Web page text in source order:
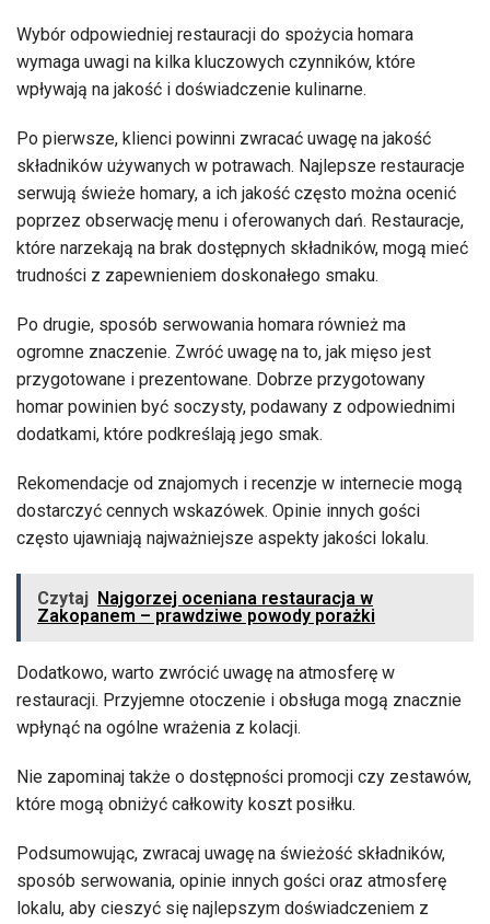
Wybór odpowiedniej restauracji do spożycia homara
wymaga uwagi na kilka kluczowych czynników, które
wpływają na jakość i doświadczenie kulinarne.
Po pierwsze, klienci powinni zwracać uwagę na jakość
składników używanych w potrawach. Najlepsze restauracje
serwują świeże homary, a ich jakość często można ocenić
poprzez obserwację menu i oferowanych dań. Restauracje,
które narzekają na brak dostępnych składników, mogą mieć
trudności z zapewnieniem doskonałego smaku.
Po drugie, sposób serwowania homara również ma
ogromne znaczenie. Zwróć uwagę na to, jak mięso jest
przygotowane i prezentowane. Dobrze przygotowany
homar powinien być soczysty, podawany z odpowiednimi
dodatkami, które podkreślają jego smak.
Rekomendacje od znajomych i recenzje w internecie mogą
dostarczyć cennych wskazówek. Opinie innych gości
często ujawniają najważniejsze aspekty jakości lokalu.
Czytaj Najgorzej oceniana restauracja w
Zakopanem – prawdziwe powody porażki
Dodatkowo, warto zwrócić uwagę na atmosferę w
restauracji. Przyjemne otoczenie i obsługa mogą znacznie
wpłynąć na ogólne wrażenia z kolacji.
Nie zapominaj także o dostępności promocji czy zestawów,
które mogą obniżyć całkowity koszt posiłku.
Podsumowując, zwracaj uwagę na świeżość składników,
sposób serwowania, opinie innych gości oraz atmosferę
lokalu, aby cieszyć się najlepszym doświadczeniem z